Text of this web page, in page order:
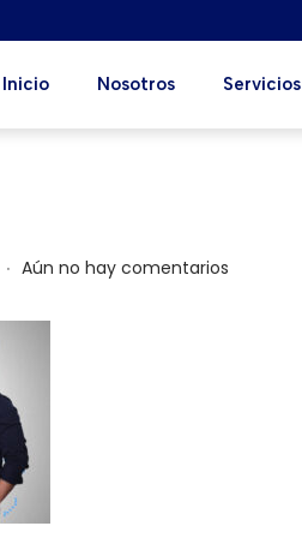
Inicio Nosotros Servicios
. Aún no hay comentarios